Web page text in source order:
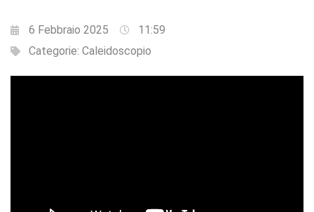
6 Febbraio 2025
11:59
Categorie: Caleidoscopio